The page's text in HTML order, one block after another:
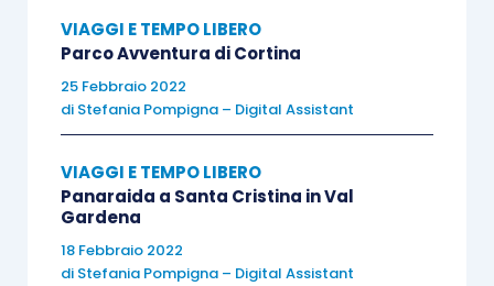
fondamentale a cui approda il logos biblico. Ma
non è stata la sua prima parola. Essa viene dopo il
gesto di Caino. Potremmo pensare che l’amore
per il prossimo sia una risposta a questo gesto
prossimo si possa raggiungere solo passando
necessariamente attraverso il gesto distruttivo
di Caino? Quello che è certo è che nella
narrazione biblica l’amore per il prossimo viene
VIAGGI E TEMPO LIBERO
Parco Avventura di Cortina
25 Febbraio 2022
di Stefania Pompigna – Digital Assistant
VIAGGI E TEMPO LIBERO
Panaraida a Santa Cristina in Val
Gardena
18 Febbraio 2022
di Stefania Pompigna – Digital Assistant